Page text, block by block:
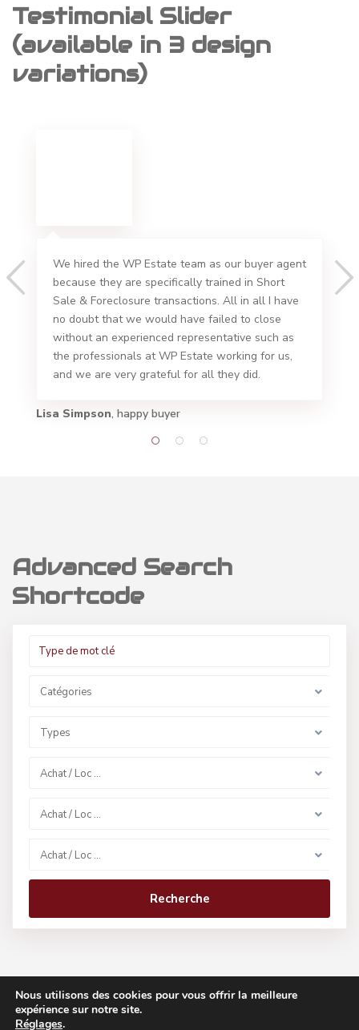
Testimonial Slider
(available in 3 design
variations)
We hired the WP Estate team as our buyer agent
because they are specifically trained in Short
Sale & Foreclosure transactions. All in all I have
no doubt that we would have failed to close
without an experienced representative such as
the professionals at WP Estate working for us,
and we are very grateful for all they did.
Lisa Simpson, happy buyer
Advanced Search
Shortcode
Catégories
Types
Achat / Loc …
Achat / Loc …
Achat / Loc …
Recherche
Nous utilisons des cookies pour vous offrir la meilleure
expérience sur notre site.
Réglages.